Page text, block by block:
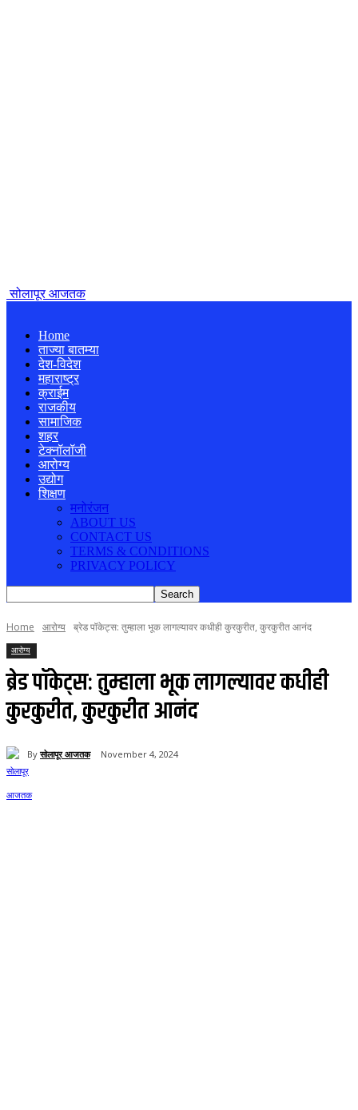
सोलापूर आजतक
Home
ताज्या बातम्या
देश-विदेश
महाराष्ट्र
क्राईम
राजकीय
सामाजिक
शहर
टेक्नॉलॉजी
आरोग्य
उद्योग
शिक्षण
मनोरंजन
ABOUT US
CONTACT US
TERMS & CONDITIONS
PRIVACY POLICY
Home आरोग्य ब्रेड पॉकेट्स: तुम्हाला भूक लागल्यावर कधीही कुरकुरीत, कुरकुरीत आनंद
आरोग्य
ब्रेड पॉकेट्स: तुम्हाला भूक लागल्यावर कधीही
कुरकुरीत, कुरकुरीत आनंद
By सोलापूर आजतक November 4, 2024